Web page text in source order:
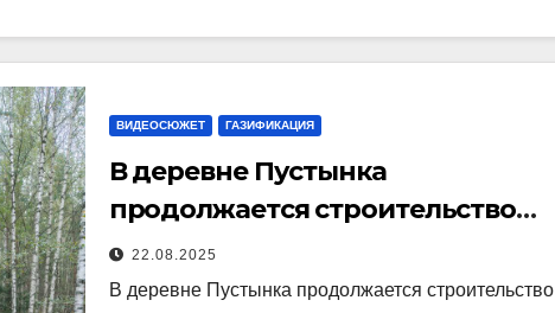
ВИДЕОСЮЖЕТ ГАЗИФИКАЦИЯ
В деревне Пустынка
продолжается строительство
газопровода высокого давления
22.08.2025
В деревне Пустынка продолжается строительство